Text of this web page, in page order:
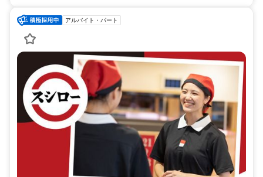
アルバイト・パート